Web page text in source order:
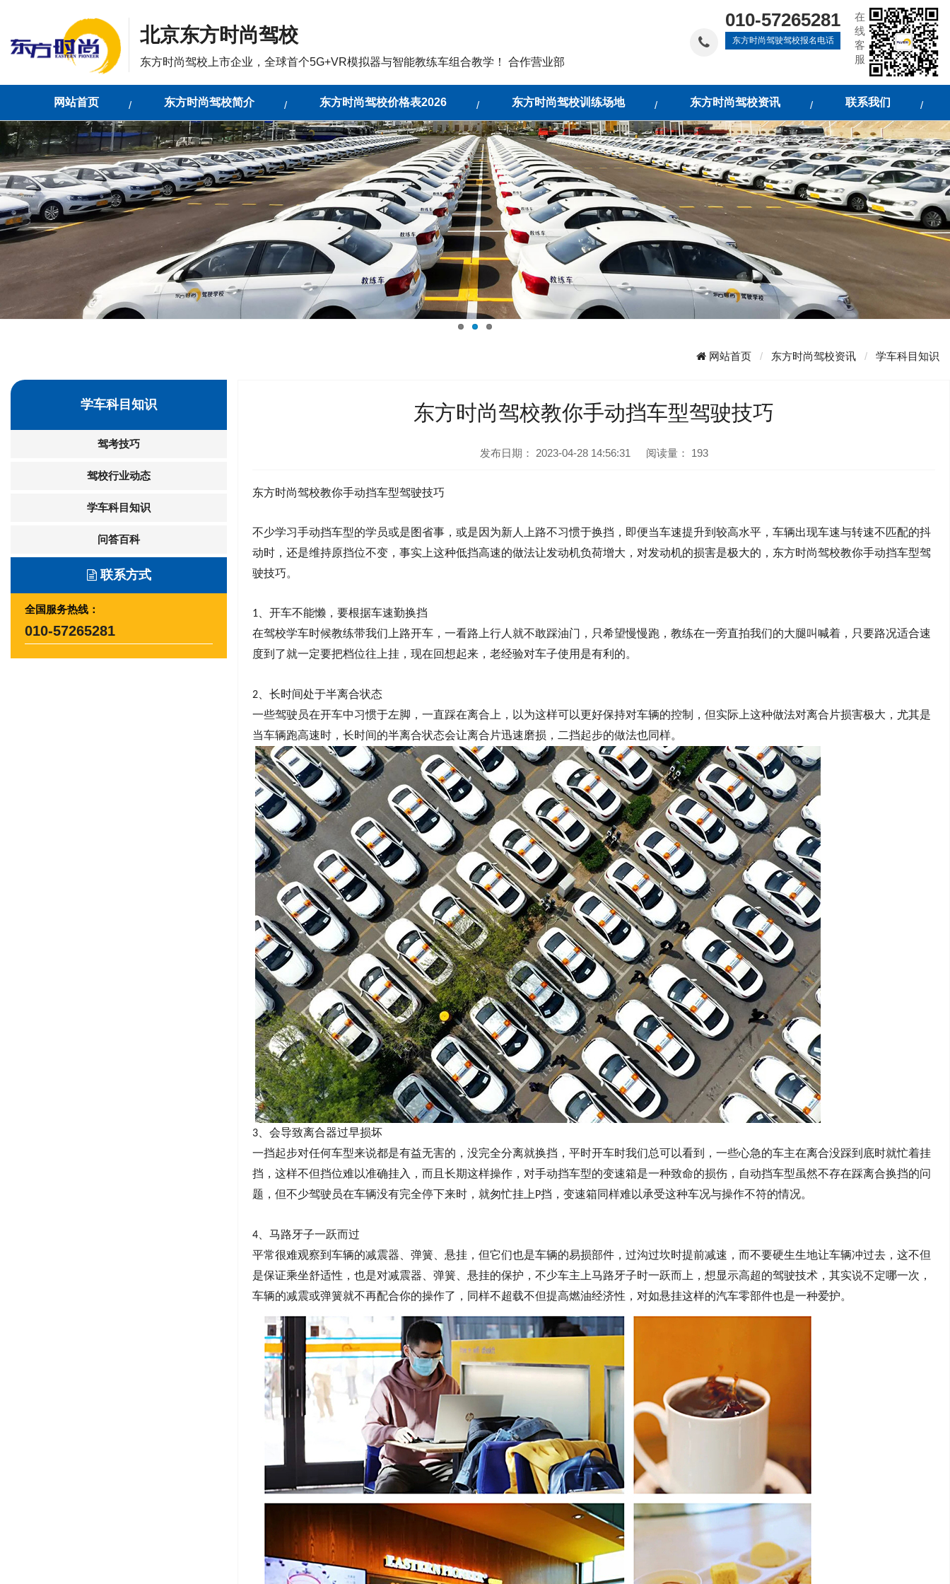
北京东方时尚驾校
东方时尚驾校上市企业，全球首个5G+VR模拟器与智能教练车组合教学！ 合作营业部
010-57265281
东方时尚驾驶驾校报名电话
在
线
客
服
网站首页 东方时尚驾校简介 东方时尚驾校价格表2026 东方时尚驾校训练场地 东方时尚驾校资讯 联系我们
网站首页 东方时尚驾校资讯 学车科目知识
学车科目知识
驾考技巧
驾校行业动态
学车科目知识
问答百科
联系方式
全国服务热线：
010-57265281
东方时尚驾校教你手动挡车型驾驶技巧
发布日期： 2023-04-28 14:56:31 阅读量： 193
东方时尚驾校教你手动挡车型驾驶技巧
不少学习手动挡车型的学员或是图省事 ， 或是因为新人上路不习惯于换挡，即便当车速提升到较高水平，车辆出现车速与转速不匹配的抖
动时，还是维持原挡位不变 ， 事实上这种低挡高速的做法让发动机负荷增大，对发动机的损害是极大的 ， 东方时尚驾校教你手动挡车型驾
驶技巧。
1
开车不能懒，要根据车速勤换挡
在驾校学车时候教练带我们上路开车 ，一看路上行人就不敢踩油门，只希望慢慢跑，教练在一旁直拍我们的大腿叫喊着，只要路况适合速
度到了就一定要把档位往上挂，现在回想起来，老经验对车子使用是有利的。
2
长时间处于半离合状态
一些驾驶员在开车中习惯于左脚 ， 一直踩在离合上，以为这样可以更好保持对车辆的控制，但实际上这种做法对离合片损害极大 ， 尤其是
当车辆跑高速时，长时间的半离合状态会让离合片迅速磨损，二挡起步的做法也同样。
3
会导致离合器过早损坏
一挡起步对任何车型来说都是有益无害的 ， 没完全分离就换挡 ， 平时开车时我们总可以看到，一些心急的车主在离合没踩到底时就忙着挂
挡，这样不但挡位难以准确挂入，而且长期这样操作，对手动挡车型的变速箱是一种致命的损伤 ， 自动挡车型虽然不存在踩离合换挡的问
题，但不少驾驶员在车辆没有完全停下来时，就匆忙挂上 P挡，变速箱同样难以承受这种车况与操作不符的情况。
4
马路牙子一跃而过
平常很难观察到车辆的减震器、弹簧、悬挂，但它们也是车辆的易损部件 ， 过沟过坎时提前减速，而不要硬生生地让车辆冲过去，这不但
是保证乘坐舒适性，也是对减震器、弹簧、悬挂的保护 ， 不少车主上马路牙子时一跃而上，想显示高超的驾驶技术 ， 其实说不定哪一次，
车辆的减震或弹簧就不再配合你的操作了 ， 同样不超载不但提高燃油经济性，对如悬挂这样的汽车零部件也是一种爱护。